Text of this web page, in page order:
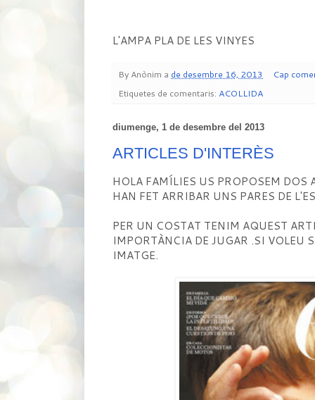
L'AMPA PLA DE LES VINYES
By Anònim a de desembre 16, 2013
Cap
Etiquetes de comentaris: ACOLLIDA
diumenge, 1 de desembre del 2013
ARTICLES D'INTERÈS
HOLA FAMÍLIES US PROPOSEM DOS
HAN FET ARRIBAR UNS PARES DE
PER UN COSTAT TENIM AQUEST
IMPORTÀNCIA DE JUGAR .SI VOLEU
IMATGE.